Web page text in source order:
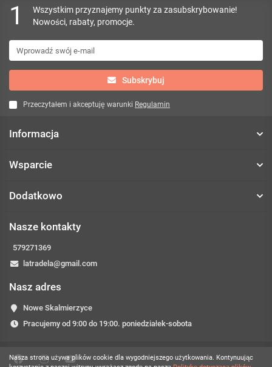
Nasza strona używa plików cookie dla wygodniejszego użytkowania. Kontynuując
1
Wszystkim przyznajemy punkty za zasubskrybowanie!
Nowości, rabaty, promocje.
Subskrybuj
Przeczytałem i akceptuję warunki Regulamin
Informacja
Wsparcie
Dodatkowo
Nasze kontakty
579271369
latradela@gmail.com
Nasz adres
Nowe Skalmierzyce
Pracujemy od 9:00 do 19:00. poniedziałek-sobota